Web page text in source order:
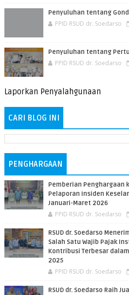
Penyuluhan tentang
PPID RSUD dr. Soedarso
Penyuluhan tentang
PPID RSUD dr. Soedarso
Laporkan Penyalahgunaan
CARI BLOG INI
PENGHARGAAN
Pemberian Penghargaan
Pelaporan Insiden
Januari-Maret 2026
PPID RSUD dr. Soedarso
RSUD dr. Soedarso
Salah Satu Wajib Pajak
Kontribusi Terbesar
2025
PPID RSUD dr. Soedarso
RSUD dr. Soedarso Raih